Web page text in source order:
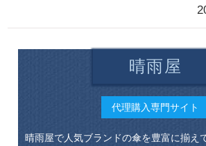
晴雨屋
代理購入専門サイト
晴雨屋で人気ブランドの傘を豊富に揃え